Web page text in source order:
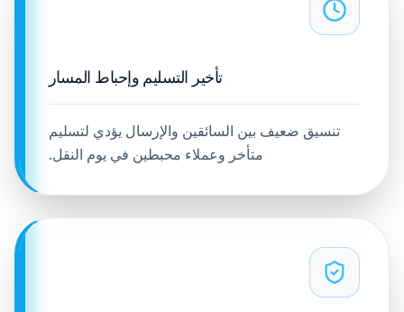
تأخير التسليم وإحباط المسار
تنسيق ضعيف بين السائقين والإرسال يؤدي لتسليم
متأخر وعملاء محبطين في يوم النقل.